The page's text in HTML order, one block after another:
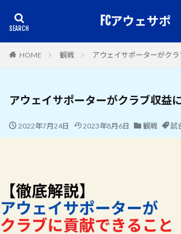
FCアウェサポ
HOME 観戦 アウェイサポーターがク
アウェイサポーターがクラブ収益
2022年7月24日 2023年8月6日 観戦 試